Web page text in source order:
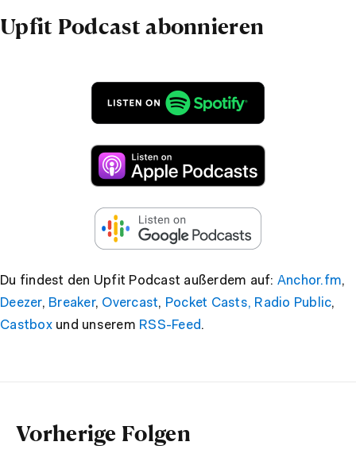
Upfit Podcast abonnieren
Du findest den Upfit Podcast außerdem auf: Anchor.fm,
Deezer, Breaker, Overcast, Pocket Casts, Radio Public,
Castboxund unserem RSS-Feed.
Vorherige Folgen